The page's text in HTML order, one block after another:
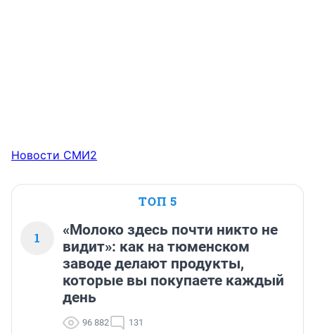
Новости СМИ2
ТОП 5
1
«Молоко здесь почти никто не
видит»: как на тюменском
заводе делают продукты,
которые вы покупаете каждый
день
96 882 131